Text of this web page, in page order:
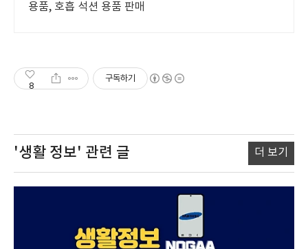
용품, 호흡 석션 용품 판매
8
구독하기
'생활 정보' 관련 글 더 보기